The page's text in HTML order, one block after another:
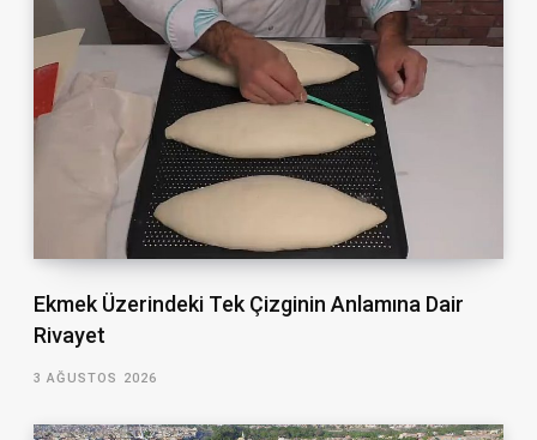
Ekmek Üzerindeki Tek Çizginin Anlamına Dair
Rivayet
3 AĞUSTOS 2026